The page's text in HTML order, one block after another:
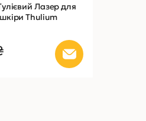
Лазер для
Thulium